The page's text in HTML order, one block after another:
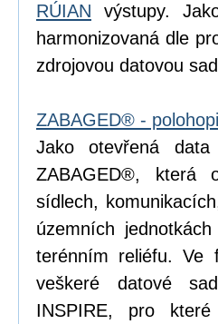
RÚIAN výstupy.
harmonizovaná dle
zdrojovou datovou
ZABAGED® -
Jako otevřená
ZABAGED®, která
sídlech,
územních
terénním reliéfu. Ve
veškeré datové
INSPIRE, pro